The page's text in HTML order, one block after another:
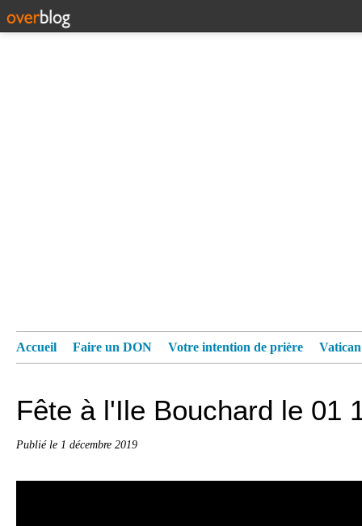
Accueil Faire un DON Votre intention de prière
Fête à l'Ile Bouchard le 01
Publié le 1 décembre 2019